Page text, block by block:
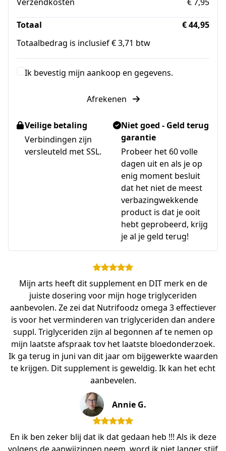
Totaal
€ 44,95
Totaalbedrag is inclusief € 3,71 btw
Ik bevestig mijn aankoop en gegevens.
Afrekenen
Veilige betaling
Verbindingen zijn
versleuteld met SSL.
Niet goed - Geld terug
garantie
Probeer het 60 volle
dagen uit en als je op
enig moment besluit
dat het niet de meest
verbazingwekkende
product is dat je ooit
hebt geprobeerd, krijg
je al je geld terug!
Mijn arts heeft dit supplement en DIT merk en de
juiste dosering voor mijn hoge triglyceriden
aanbevolen. Ze zei dat Nutrifoodz omega 3 effectiever
is voor het verminderen van triglyceriden dan andere
suppl. Triglyceriden zijn al begonnen af te nemen op
mijn laatste afspraak tov het laatste bloedonderzoek.
Ik ga terug in juni van dit jaar om bijgewerkte waarden
te krijgen. Dit supplement is geweldig. Ik kan het echt
aanbevelen.
Annie G.
En ik ben zeker blij dat ik dat gedaan heb !!! Als ik deze